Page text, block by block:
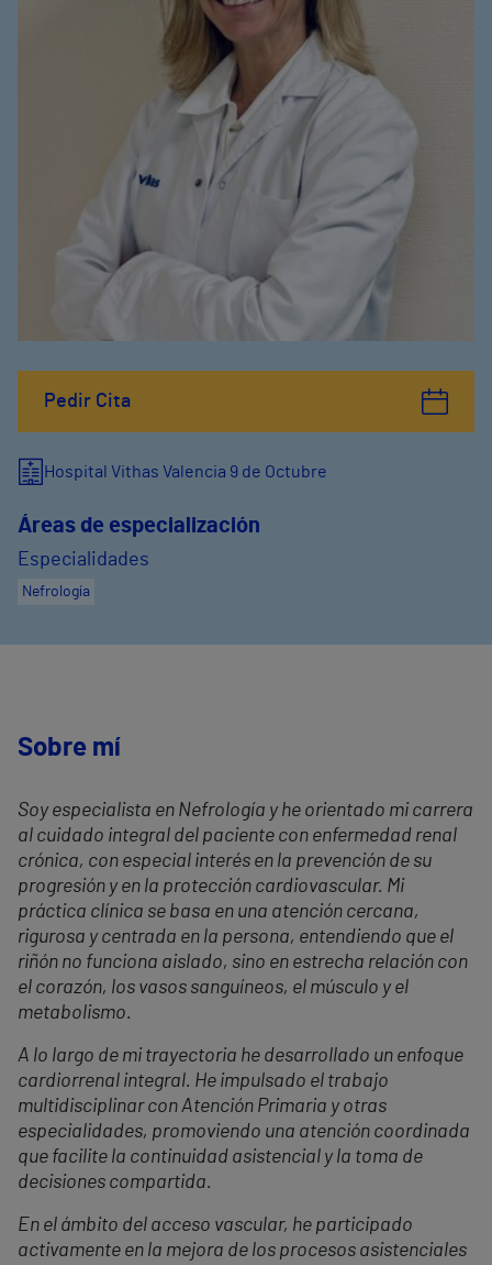
Pedir Cita
Hospital Vithas Valencia 9 de Octubre
Áreas de especialización
Especialidades
Nefrología
Sobre mí
Soy especialista en Nefrología y he orientado mi carrera
al cuidado integral del paciente con enfermedad renal
crónica, con especial interés en la prevención de su
progresión y en la protección cardiovascular. Mi
práctica clínica se basa en una atención cercana,
rigurosa y centrada en la persona, entendiendo que el
riñón no funciona aislado, sino en estrecha relación con
el corazón, los vasos sanguíneos, el músculo y el
metabolismo.
A lo largo de mi trayectoria he desarrollado un enfoque
cardiorrenal integral. He impulsado el trabajo
multidisciplinar con Atención Primaria y otras
especialidades, promoviendo una atención coordinada
que facilite la continuidad asistencial y la toma de
decisiones compartida.
En el ámbito del acceso vascular, he participado
activamente en la mejora de los procesos asistenciales